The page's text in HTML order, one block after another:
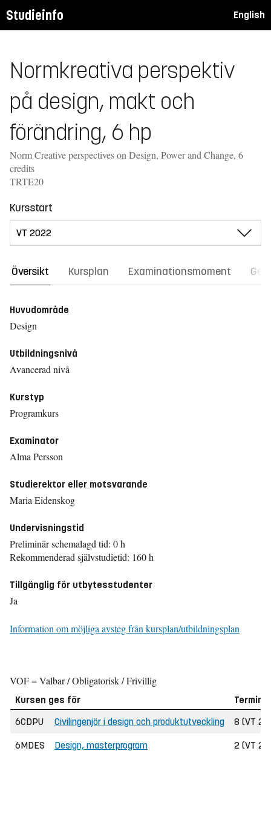
Studieinfo English
Normkreativa perspektiv
på design, makt och
förändring, 6 hp
Norm Creative perspectives on Design, Power and Change, 6
credits
TRTE20
Kursstart
Översikt Kursplan Examinationsmoment
Huvudområde
Design
Utbildningsnivå
Avancerad nivå
Kurstyp
Programkurs
Examinator
Alma Persson
Studierektor eller motsvarande
Maria Eidenskog
Undervisningstid
Preliminär schemalagd tid: 0 h
Rekommenderad självstudietid: 160 h
Tillgänglig för utbytesstudenter
Ja
Information om möjliga avsteg från kursplan/utbildningsplan
VOF = Valbar / Obligatorisk / Frivillig
Kursen ges för
Termin
6CDPU
Civilingenjör i design och produktutveckling 8 (VT
6MDES Design, masterprogram 2 (VT